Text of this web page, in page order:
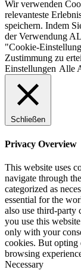
Wir verwenden
relevanteste
speichern. Indem
der Verwendung
"Cookie-
Zustimmung zu
Einstellungen Alle
Schließen
Privacy Overview
This website uses
navigate through
categorized as
essential for the
also use third-party
you use this
only with your
cookies. But opting
browsing
Necessary